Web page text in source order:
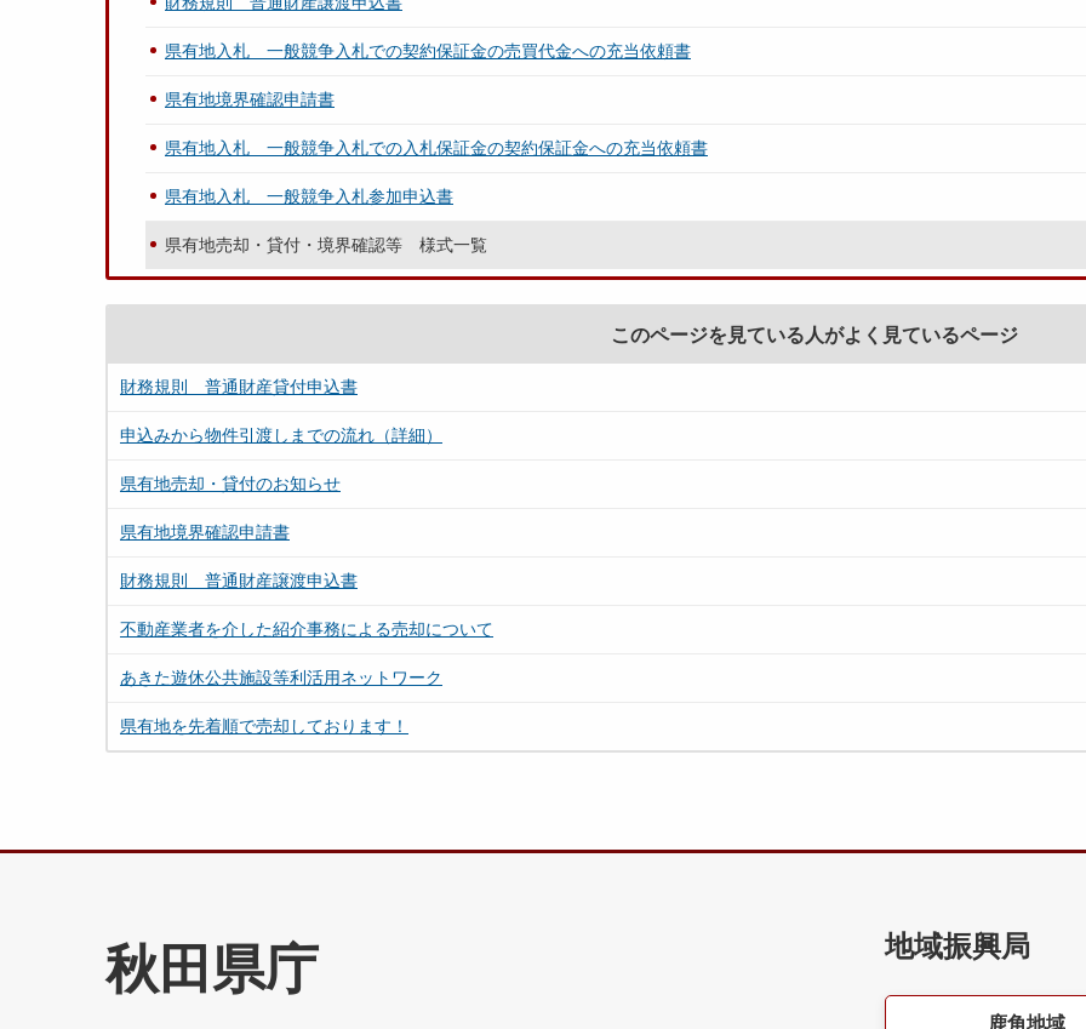
県有地入札 一般競争入札での契約保証金の売買代金への充当依頼書
県有地境界確認申請書
県有地入札 一般競争入札での入札保証金の契約保証金への充当依頼書
県有地入札 一般競争入札参加申込書
県有地売却・貸付・境界確認等 様式一覧
このページを見ている人がよく見ているページ
財務規則 普通財産貸付申込書
申込みから物件引渡しまでの流れ（詳細）
県有地売却・貸付のお知らせ
県有地境界確認申請書
財務規則 普通財産譲渡申込書
不動産業者を介した紹介事務による売却について
あきた遊休公共施設等利活用ネットワーク
県有地を先着順で売却しております！
秋田県庁 地域振興局
鹿角地域